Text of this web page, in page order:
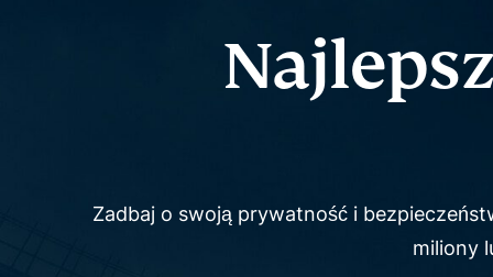
scale.
Zadbaj o swoją prywatność i
miliony